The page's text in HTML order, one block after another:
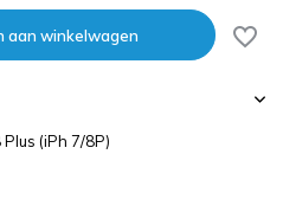
aan winkelwagen
(iPh 7/8P)